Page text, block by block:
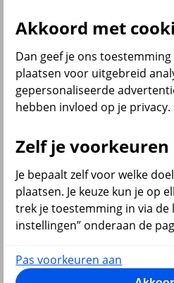
VvE en Vastgoed
Akkoord met
Dan geef je ons
plaatsen voor uitgebreid
gepersonaliseerde
hebben invloed op je privacy.
Zelf je voorkeuren
Je bepaalt zelf voor welke
plaatsen. Je keuze kun je op
trek je toestemming in via de
instellingen” onderaan de
Pas voorkeuren aan